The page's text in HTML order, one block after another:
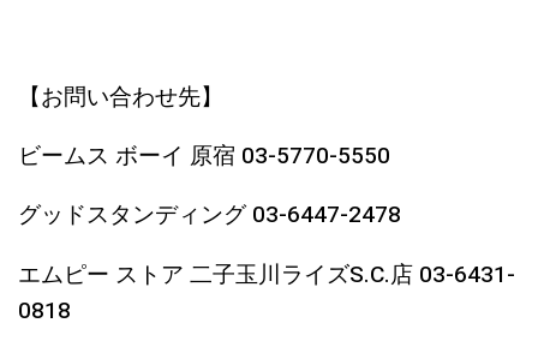
【お問い合わせ先】
ビームス ボーイ 原宿 03-5770-5550
グッドスタンディング 03-6447-2478
エムピー ストア 二子玉川ライズS.C.店 03-6431-
0818